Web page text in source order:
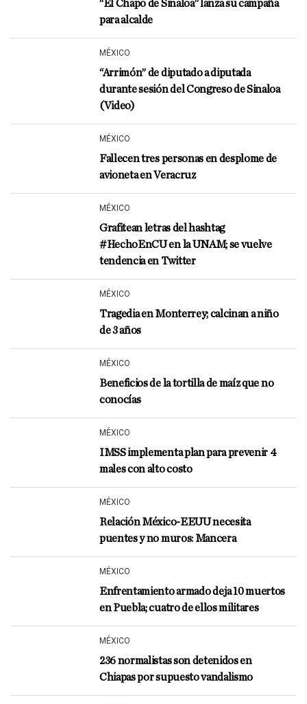
“El Chapo de Sinaloa” lanza su campaña
para alcalde
MÉXICO
“Arrimón” de diputado a diputada
durante sesión del Congreso de Sinaloa
(Video)
MÉXICO
Fallecen tres personas en desplome de
avioneta en Veracruz
MÉXICO
Grafitean letras del hashtag
#HechoEnCU en la UNAM; se vuelve
tendencia en Twitter
MÉXICO
Tragedia en Monterrey; calcinan a niño
de 3 años
MÉXICO
Beneficios de la tortilla de maíz que no
conocías
MÉXICO
IMSS implementa plan para prevenir 4
males con alto costo
MÉXICO
Relación México-EEUU necesita
puentes y no muros: Mancera
MÉXICO
Enfrentamiento armado deja 10 muertos
en Puebla; cuatro de ellos militares
MÉXICO
236 normalistas son detenidos en
Chiapas por supuesto vandalismo